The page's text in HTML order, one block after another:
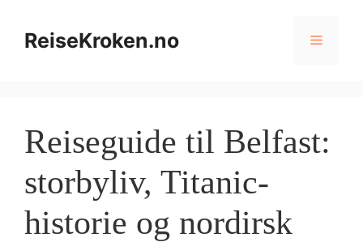
innholdReiseKroken.no Meny
Reiseguide til Belfast:
storbyliv, Titanic-
historie og nordirsk